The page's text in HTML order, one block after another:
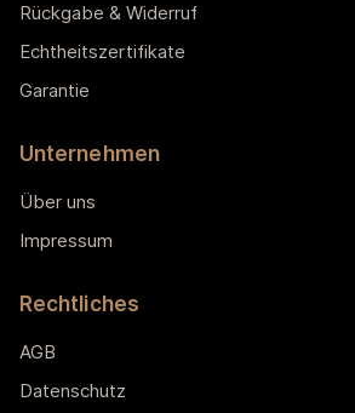
Rückgabe & Widerruf
Echtheitszertifikate
Garantie
Unternehmen
Über uns
Impressum
Rechtliches
AGB
Datenschutz